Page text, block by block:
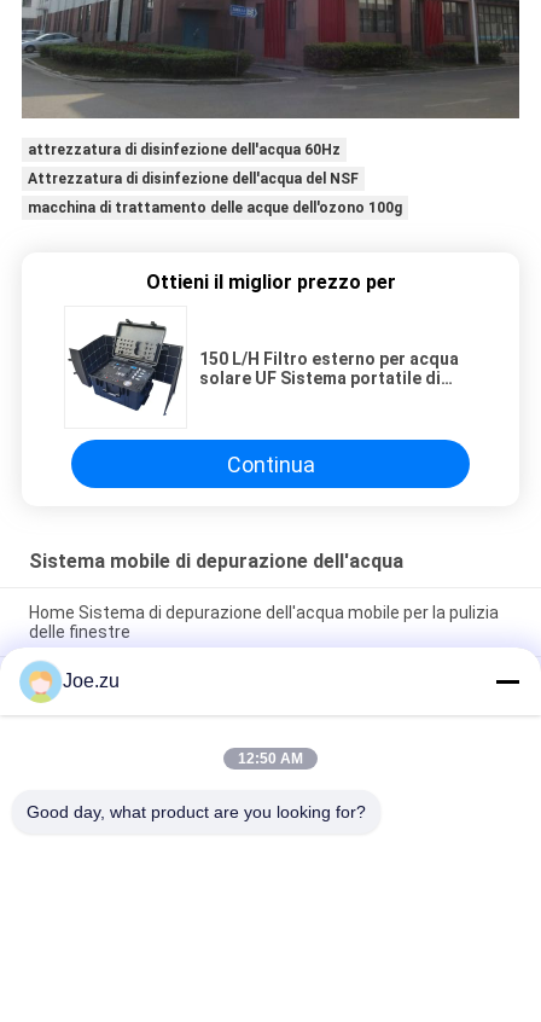
attrezzatura di disinfezione dell'acqua 60Hz
Attrezzatura di disinfezione dell'acqua del NSF
macchina di trattamento delle acque dell'ozono 100g
Ottieni il miglior prezzo per
150 L/H Filtro esterno per acqua
solare UF Sistema portatile di
Continua
Sistema mobile di depurazione dell'acqua
Home Sistema di depurazione dell'acqua mobile per la pulizia
delle finestre
Peso leggero 25L Sistema di depurazione dell'acqua mobile
per il campeggio all'aperto
Sistema portatile di depurazione dell'acqua mobile da 600L
per l'acqua potabile di emergenza nelle zone colpite da
Joe.zu
12:50 AM
Good day, what product are you looking for?